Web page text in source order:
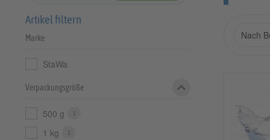
Artikel filtern
Marke
StaWa
Verpackungsgröße
500 g 1
1 kg 1